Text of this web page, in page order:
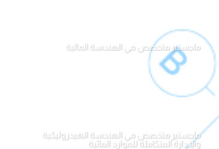
ماجستير متخصص في الهندسة المالية
ماجستير متخصص في الهندسة الهيدروليكية
والإدارة المتكاملة للموارد المائية